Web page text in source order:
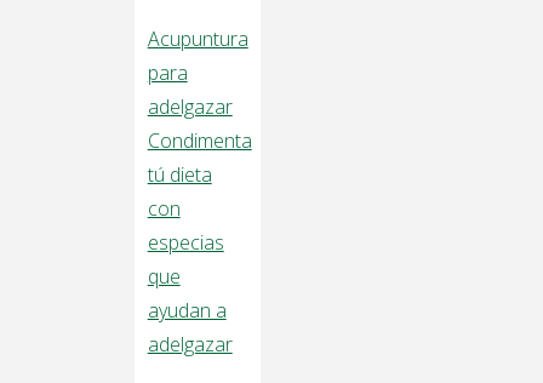
Acupuntura
para
adelgazar
Condimenta
tú dieta
con
especias
que
ayudan a
adelgazar